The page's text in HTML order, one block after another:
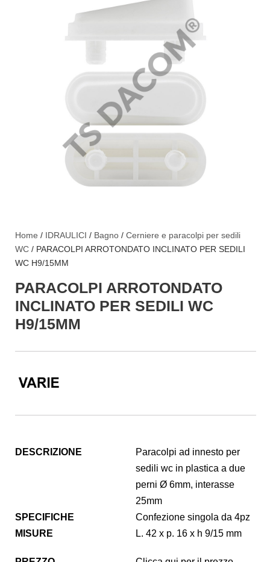
Home / IDRAULICI / Bagno / Cerniere e paracolpi per sedili
WC / PARACOLPI ARROTONDATO INCLINATO PER SEDILI
WC H9/15MM
PARACOLPI ARROTONDATO
INCLINATO PER SEDILI WC
H9/15MM
DESCRIZIONE
Paracolpi ad innesto per
sedili wc in plastica a due
perni Ø 6mm, interasse
25mm
SPECIFICHE
Confezione singola da 4pz
MISURE
L. 42 x p. 16 x h 9/15 mm